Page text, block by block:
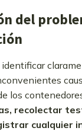
del
identificar
los
recolectar
cualquier